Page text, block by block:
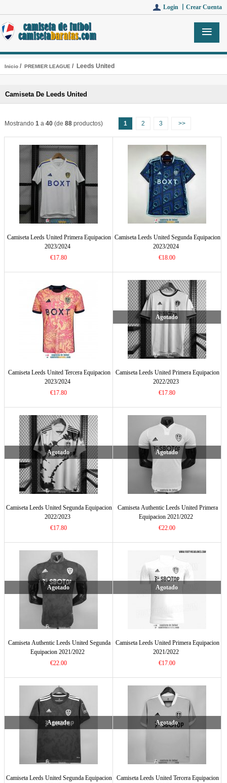
Login 丨 Crear Cuenta
Inicio/ PREMIER LEAGUE/ Leeds United
Camiseta De Leeds United
Mostrando 1a 40(de 88productos) 1 2 3 >>
Camiseta Leeds United Primera Equipacion
2023/2024
€17.80
Camiseta Leeds United Segunda Equipacion
2023/2024
€18.00
Camiseta Leeds United Tercera Equipacion
2023/2024
€17.80
Agotado
Camiseta Leeds United Primera Equipacion
2022/2023
€17.80
Agotado
Camiseta Leeds United Segunda Equipacion
2022/2023
€17.80
Agotado
Camiseta Authentic Leeds United Primera
Equipacion 2021/2022
€22.00
Agotado
Camiseta Authentic Leeds United Segunda
Equipacion 2021/2022
€22.00
Agotado
Camiseta Leeds United Primera Equipacion
2021/2022
€17.00
Agotado
Camiseta Leeds United Segunda Equipacion
Agotado
Camiseta Leeds United Tercera Equipacion